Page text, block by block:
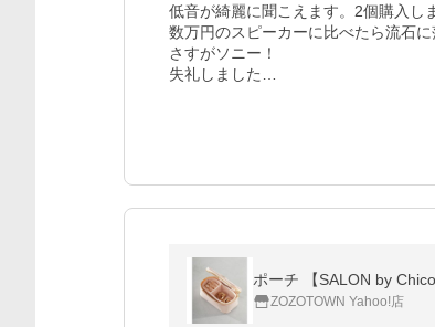
低音が綺麗に聞こえます。2個購入し
数万円のスピーカーに比べたら流石
さすがソニー！
失礼しました…
ポーチ 【SALON by
ZOZOTOWN Yahoo!店